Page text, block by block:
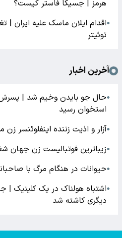
هرمز | جسیکا فاستر کیست؟
●اقدام ایلان ماسک علیه ایران |
توئیتر
آخرین اخبار
●حال جو بایدن وخیم شد |
استخوان رسید
●آزار و اذیت زننده اینفلوئنسر
●زیباترین فوتبالیست زن جهان
●حیوانات در هنگام مرگ با
●اشتباه هولناک در یک کلینیک |
دیگری کاشته شد